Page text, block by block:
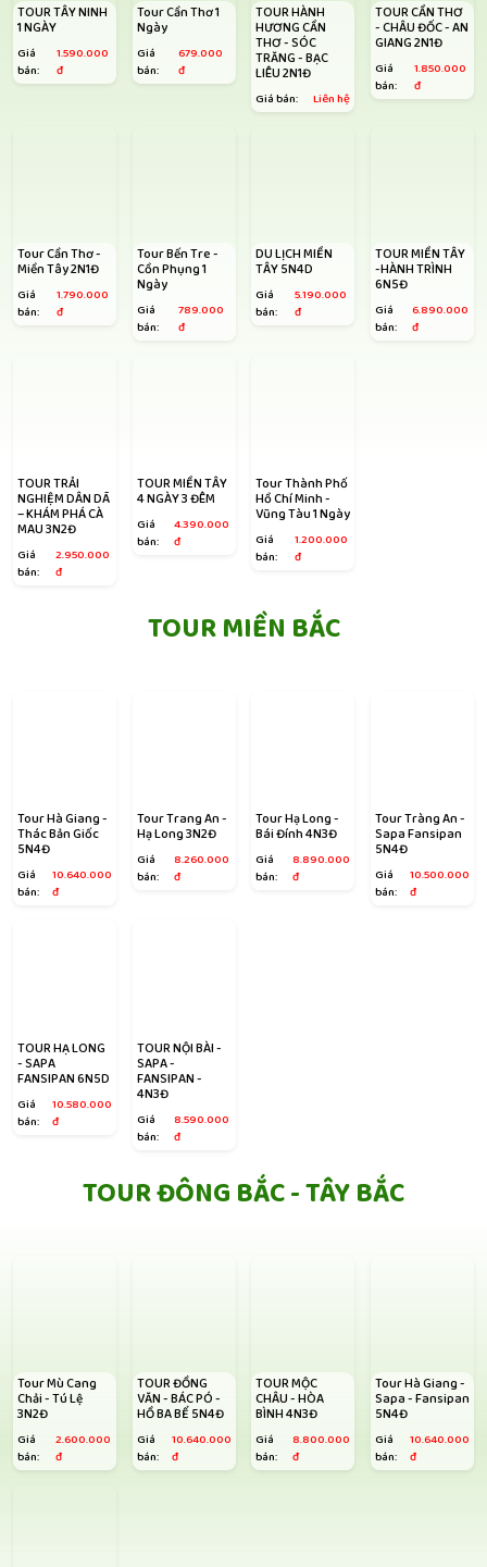
TOUR TÂY NINH
1 NGÀY
Giá
bán:
1.590.000
đ
Tour Cần Thơ 1
Ngày
Giá
bán:
679.000
đ
TOUR HÀNH
HƯƠNG CẦN
THƠ - SÓC
TRĂNG - BẠC
LIÊU 2N1Đ
Giá bán: Liên hệ
TOUR CẦN THƠ
- CHÂU ĐỐC - AN
GIANG 2N1Đ
Giá
bán:
1.850.000
đ
Tour Cần Thơ -
Miền Tây 2N1Đ
Giá
bán:
1.790.000
đ
Tour Bến Tre -
Cồn Phụng 1
Ngày
Giá
bán:
789.000
đ
DU LỊCH MIỀN
TÂY 5N4D
Giá
bán:
5.190.000
đ
TOUR MIỀN TÂY
-HÀNH TRÌNH
6N5Đ
Giá
bán:
6.890.000
đ
TOUR TRẢI
NGHIỆM DÂN DÃ
– KHÁM PHÁ CÀ
MAU 3N2Đ
Giá
bán:
2.950.000
đ
TOUR MIỀN TÂY
4 NGÀY 3 ĐÊM
Giá
bán:
4.390.000
đ
Tour Thành Phố
Hồ Chí Minh -
Vũng Tàu 1 Ngày
Giá
bán:
1.200.000
đ
TOUR MIỀN BẮC
Tour Hà Giang -
Thác Bản Giốc
5N4Đ
Giá
bán:
10.640.000
đ
Tour Trang An -
Hạ Long 3N2Đ
Giá
bán:
8.260.000
đ
Tour Hạ Long -
Bái Đính 4N3Đ
Giá
bán:
8.890.000
đ
Tour Tràng An -
Sapa Fansipan
5N4Đ
Giá
bán:
10.500.000
đ
TOUR HẠ LONG
- SAPA
FANSIPAN 6N5D
Giá
bán:
10.580.000
đ
TOUR NỘI BÀI -
SAPA -
FANSIPAN -
4N3Đ
Giá
bán:
8.590.000
đ
TOUR ĐÔNG BẮC - TÂY BẮC
Tour Mù Cang
Chải - Tú Lệ
3N2Đ
Giá
bán:
2.600.000
đ
TOUR ĐỒNG
VĂN - BÁC PÓ -
HỒ BA BỂ 5N4Đ
Giá
bán:
10.640.000
đ
TOUR MỘC
CHÂU - HÒA
BÌNH 4N3Đ
Giá
bán:
8.800.000
đ
Tour Hà Giang -
Sapa - Fansipan
5N4Đ
Giá
bán:
10.640.000
đ